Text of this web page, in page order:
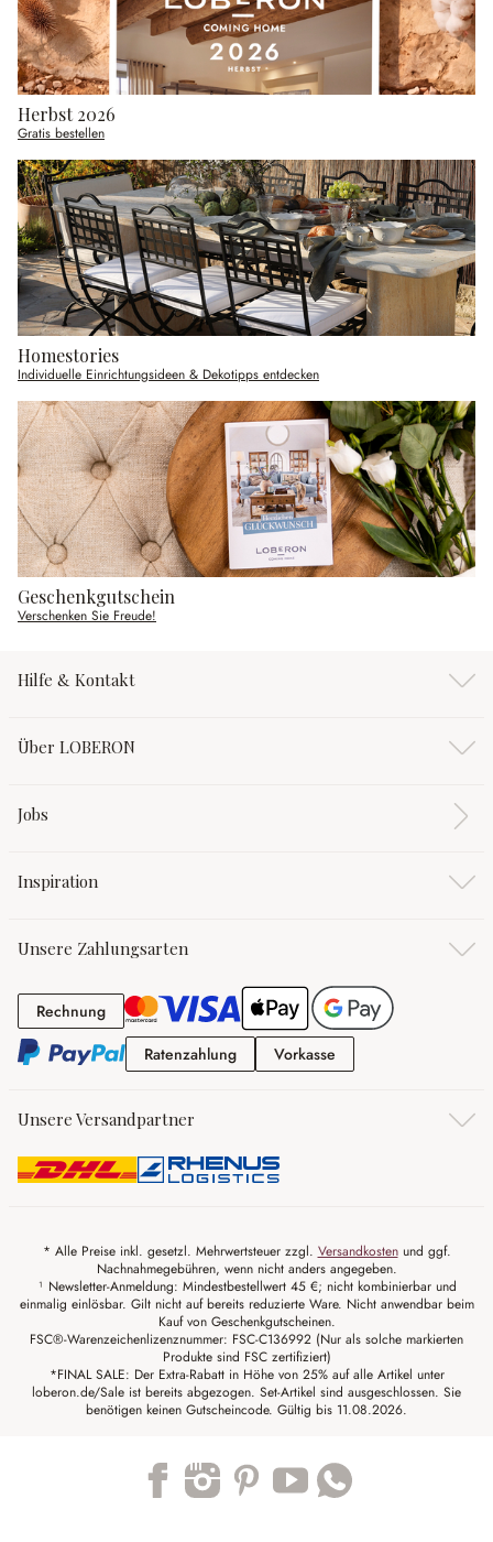
Herbst 2026
Gratis bestellen
Homestories
Individuelle Einrichtungsideen & Dekotipps entdecken
Geschenkgutschein
Verschenken Sie Freude!
Hilfe & Kontakt
Über LOBERON
Jobs
Inspiration
Unsere Zahlungsarten
RechnungRechnung
RatenzahlungRatenzahlung
Vorkasse
Unsere Versandpartner
* Alle Preise inkl. gesetzl. Mehrwertsteuer zzgl. Versandkostenund ggf.
Nachnahmegebühren, wenn nicht anders angegeben.
¹ Newsletter-Anmeldung: Mindestbestellwert 45 €; nicht kombinierbar und
einmalig einlösbar. Gilt nicht auf bereits reduzierte Ware. Nicht anwendbar beim
Kauf von Geschenkgutscheinen.
FSC®-Warenzeichenlizenznummer: FSC-C136992 (Nur als solche markierten
Produkte sind FSC zertifiziert)
*FINAL SALE: Der Extra-Rabatt in Höhe von 25% auf alle Artikel unter
loberon.de/Sale ist bereits abgezogen. Set-Artikel sind ausgeschlossen. Sie
benötigen keinen Gutscheincode. Gültig bis 11.08.2026.